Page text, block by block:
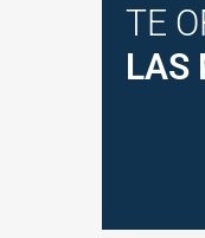
TE
LAS